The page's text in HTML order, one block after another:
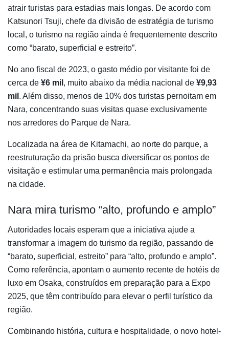
atrair turistas para estadias mais longas. De acordo com
Katsunori Tsuji, chefe da divisão de estratégia de turismo
local, o turismo na região ainda é frequentemente descrito
como “barato, superficial e estreito”.
No ano fiscal de 2023, o gasto médio por visitante foi de
cerca de ¥6 mil , muito abaixo da média nacional de ¥9,93
mil . Além disso, menos de 10% dos turistas pernoitam em
Nara, concentrando suas visitas quase exclusivamente
nos arredores do Parque de Nara.
Localizada na área de Kitamachi, ao norte do parque, a
reestruturação da prisão busca diversificar os pontos de
visitação e estimular uma permanência mais prolongada
na cidade.
Nara mira turismo “alto, profundo e amplo”
Autoridades locais esperam que a iniciativa ajude a
transformar a imagem do turismo da região, passando de
“barato, superficial, estreito” para “alto, profundo e amplo”.
Como referência, apontam o aumento recente de hotéis de
luxo em Osaka, construídos em preparação para a Expo
2025, que têm contribuído para elevar o perfil turístico da
região.
Combinando história, cultura e hospitalidade, o novo hotel-